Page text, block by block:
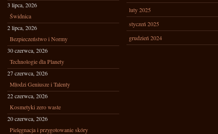
3 lipca, 2026
Świdnica
2 lipca, 2026
Bezpieczeństwo i Normy
30 czerwca, 2026
Technologie dla Planety
27 czerwca, 2026
Młodzi Geniusze i Talenty
22 czerwca, 2026
Kosmetyki zero waste
20 czerwca, 2026
Pielęgnacja i przygotowanie skóry
luty 2025
styczeń 2025
grudzień 2024